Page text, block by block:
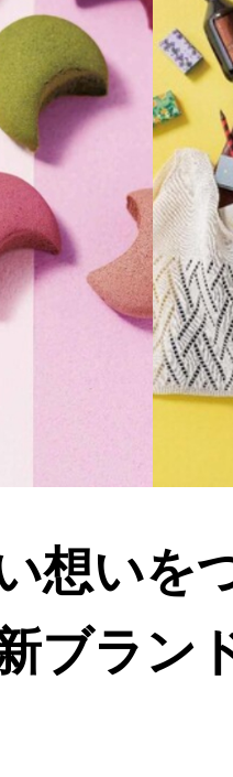
想いを
ブラン